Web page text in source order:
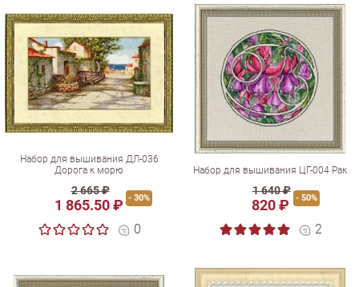
Набор для вышивания ДЛ-036
Дорога к морю
2 665 ₽
1 865.50 ₽ - 30%
0
Набор для вышивания ЦГ-004 Рак
1 640 ₽
820 ₽ - 50%
2